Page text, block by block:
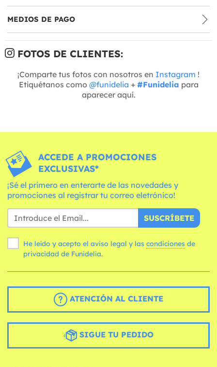
MEDIOS DE PAGO
FOTOS DE CLIENTES:
¡Comparte tus fotos con nosotros en Instagram !
Etiquétanos como @funidelia + #Funidelia para
aparecer aquí.
ACCEDE A PROMOCIONES
EXCLUSIVAS*
¡Sé el primero en enterarte de las novedades y
promociones al registrar tu correo eletrónico!
SUSCRÍBETE
He leído y acepto el aviso legal y las condiciones
privacidad de Funidelia.
ATENCIÓN AL CLIENTE
SIGUE TU PEDIDO